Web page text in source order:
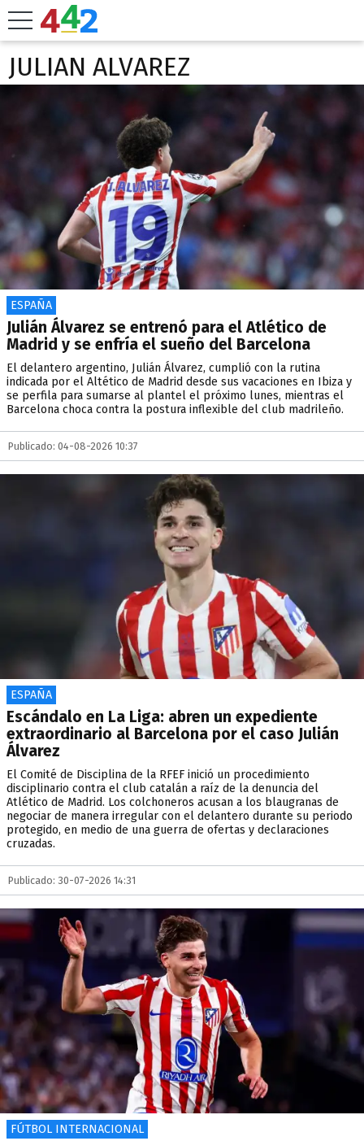
JULIAN ALVAREZ
ESPAÑA
Julián Álvarez se entrenó para el Atlético de
Madrid y se enfría el sueño del Barcelona
El delantero argentino, Julián Álvarez, cumplió con la rutina
indicada por el Altético de Madrid desde sus vacaciones en Ibiza y
se perfila para sumarse al plantel el próximo lunes, mientras el
Barcelona choca contra la postura inflexible del club madrileño.
Publicado: 04-08-2026 10:37
ESPAÑA
Escándalo en La Liga: abren un expediente
extraordinario al Barcelona por el caso Julián
Álvarez
El Comité de Disciplina de la RFEF inició un procedimiento
disciplinario contra el club catalán a raíz de la denuncia del
Atlético de Madrid. Los colchoneros acusan a los blaugranas de
negociar de manera irregular con el delantero durante su periodo
protegido, en medio de una guerra de ofertas y declaraciones
cruzadas.
Publicado: 30-07-2026 14:31
FÚTBOL INTERNACIONAL